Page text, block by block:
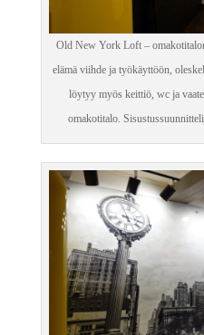
Old New York Loft –
elämä viihde ja työkäyttöön,
löytyy myös keittiö, wc ja
omakotitalo.